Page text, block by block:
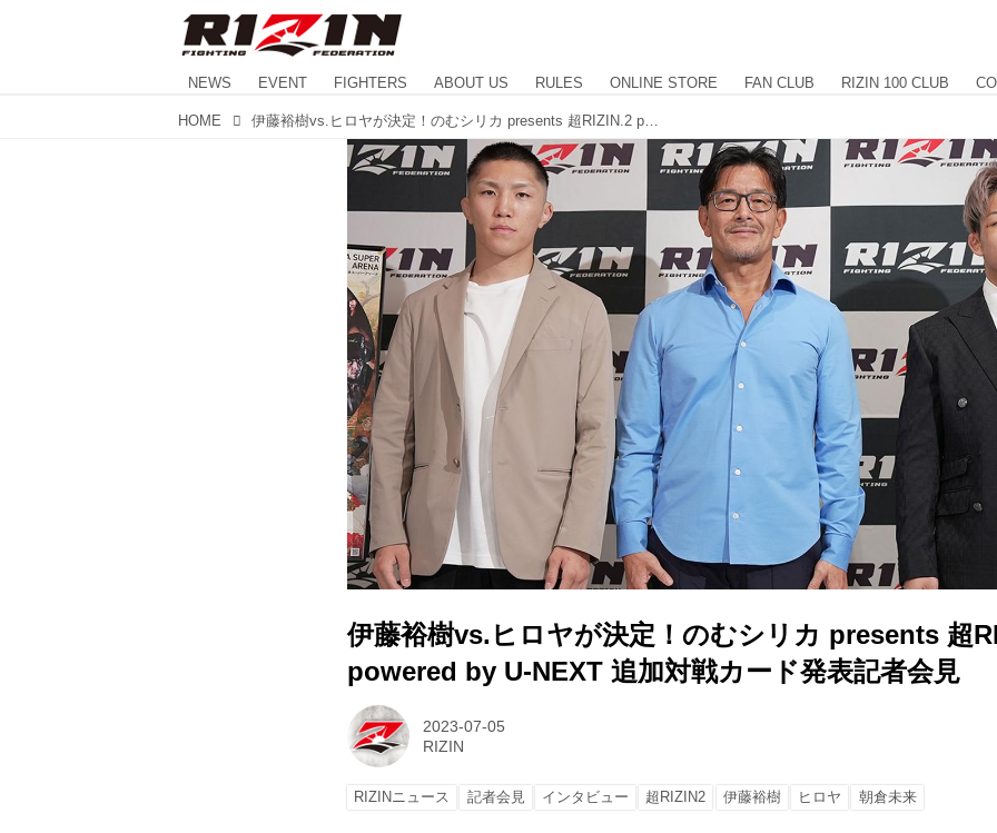
NEWS EVENT FIGHTERS ABOUT US RULES ONLINE STORE FAN CLUB RIZIN 100 CLUB
HOME
伊藤裕樹vs.ヒロヤが決定！のむシリカ presents 超
powered by U-NEXT 追加対戦カード発表記者会見
2023-07-05
RIZIN
RIZINニュース 記者会見 インタビュー 超RIZIN2 伊藤裕樹 ヒロヤ 朝倉未来